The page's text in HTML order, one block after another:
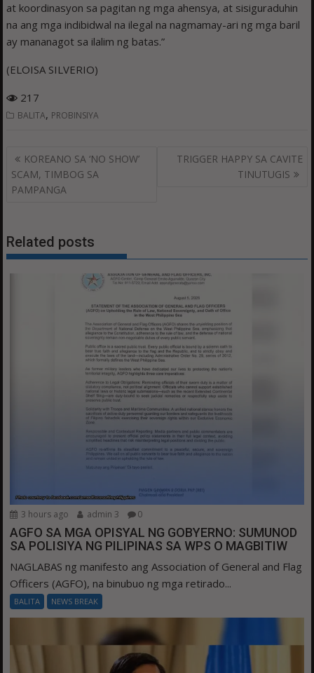
at koordinasyon sa pagitan ng mga ahensya, at sisiguraduhin
na ang mga indibidwal na ilegal na nagmamay-ari ng mga baril
ay mananagot sa ilalim ng batas.”
(ELOISA SILVERIO)
217
BALITA, PROBINSIYA
Post
navigation
KOREANO SA ‘NO SHOW’
SCAM, TIMBOG SA
PAMPANGA
TRIGGER HAPPY SA CAVITE
TINUTUGIS
Related posts
3 hours ago admin 3 0
AGFO SA MGA OPISYAL NG GOBYERNO: SUMUNOD
SA POLISIYA NG PILIPINAS SA WPS O MAGBITIW
NAGLABAS ng manifesto ang Association of General and Flag
Officers (AGFO), na binubuo ng mga retirado...
BALITA NEWS BREAK